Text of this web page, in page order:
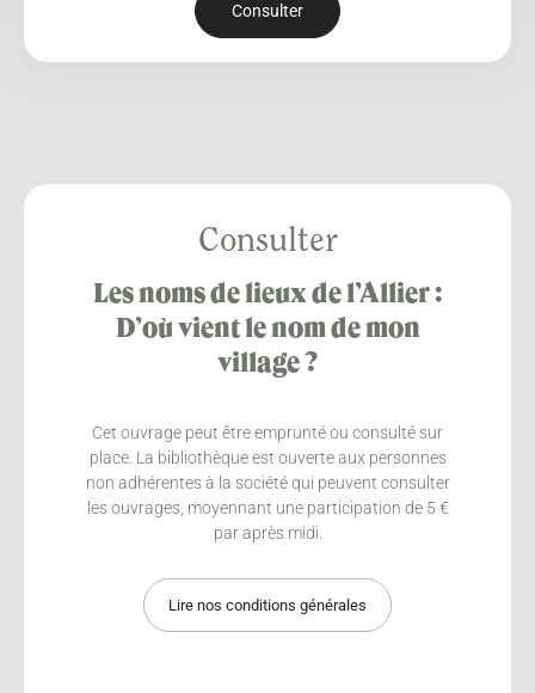
Consulter
Consulter
Les noms de lieux de l’Allier :
D’où vient le nom de mon
village ?
Cet ouvrage peut être emprunté ou consulté sur
place. La bibliothèque est ouverte aux personnes
non adhérentes à la société qui peuvent consulter
les ouvrages, moyennant une participation de 5 €
par après midi.
Lire nos conditions générales